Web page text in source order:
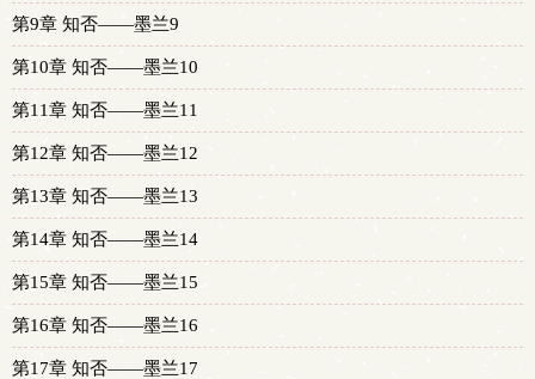
第9章 知否——墨兰9
第10章 知否——墨兰10
第11章 知否——墨兰11
第12章 知否——墨兰12
第13章 知否——墨兰13
第14章 知否——墨兰14
第15章 知否——墨兰15
第16章 知否——墨兰16
第17章 知否——墨兰17